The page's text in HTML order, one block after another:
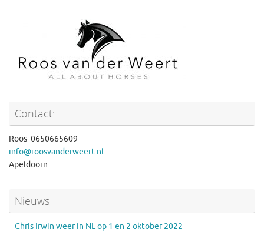
Contact:
Roos 0650665609
info@roosvanderweert.nl
Apeldoorn
Nieuws
Chris Irwin weer in NL op 1 en 2 oktober 2022